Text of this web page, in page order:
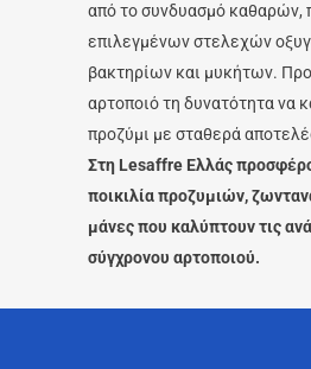
από το συνδυασμό καθαρών,
επιλεγμένων στελεχών
βακτηρίων και μυκήτων.
αρτοποιό τη δυνατότητα να
προζύμι με σταθερά
Στη Lesaffre Ελλάς
ποικιλία προζυμιών,
μάνες που καλύπτουν τις
σύγχρονου αρτοποιού.